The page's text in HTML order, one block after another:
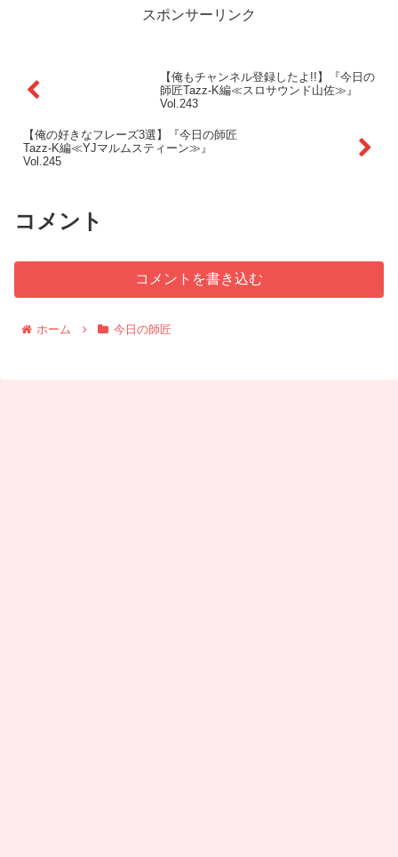
スポンサーリンク
【俺もチャンネル登録したよ!!】『今日の
師匠Tazz-K編≪スロサウンド山佐≫』
Vol.243
【俺の好きなフレーズ3選】『今日の師匠
Tazz-K編≪YJマルムスティーン≫』
Vol.245
コメント
コメントを書き込む
ホーム 今日の師匠